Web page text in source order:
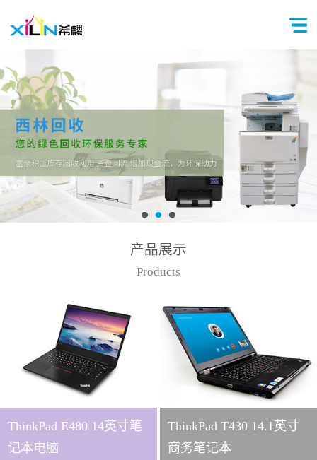
产品展示
Products
ThinkPad E480 14英寸笔
记本电脑
ThinkPad T430 14.1英寸
商务笔记本